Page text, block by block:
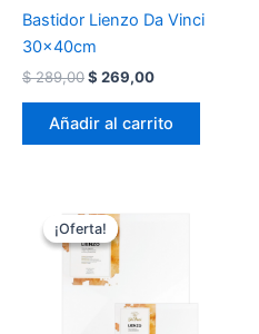
Bastidor Lienzo Da Vinci
30x40cm
$289,00El
original
era:
$ 269,00El
actual
es:
Añadir al carrito
¡Oferta!
¡Oferta!